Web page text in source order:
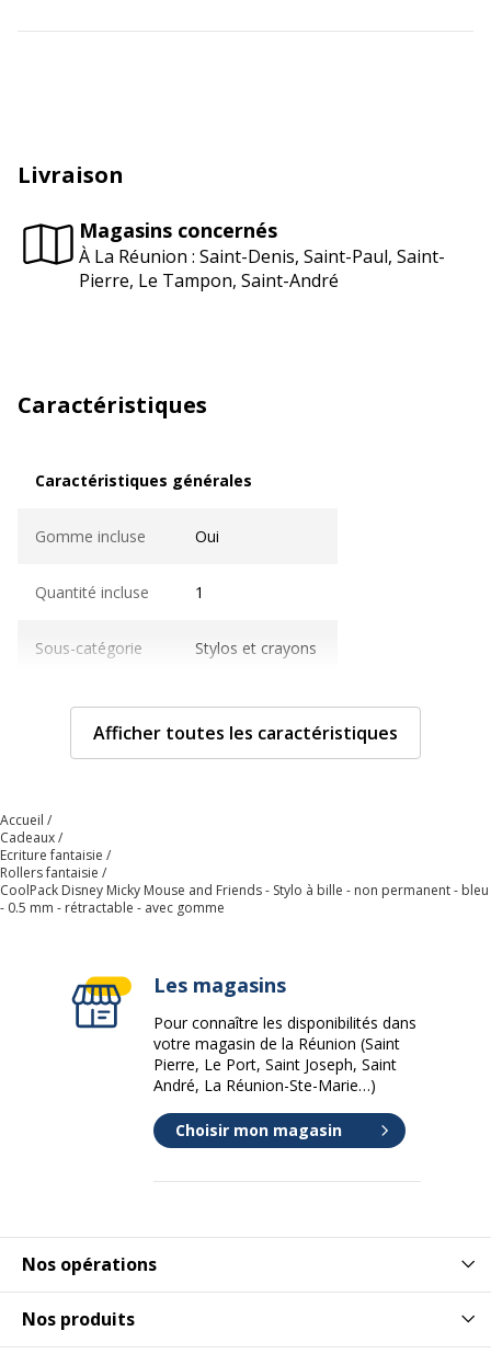
Livraison
Magasins concernés
À La Réunion : Saint-Denis, Saint-Paul, Saint-
Pierre, Le Tampon, Saint-André
Caractéristiques
Caractéristiques générales
Gomme incluse Oui
Quantité incluse 1
Sous-catégorie Stylos et crayons
Type d'emballage Boîte distributrice
Type de produit Stylo à bille
Caractéristiques techniques
Caractéristiques techniques
Couleur d'écriture Bleu
Rétractable
Données d'identification
Données d'identification
Code barre maitre 5903686315770
Afficher toutes les caractéristiques
Accueil
Cadeaux
Ecriture fantaisie
Rollers fantaisie
CoolPack Disney Micky Mouse and Friends - Stylo à bille - non permanent - bleu
- 0.5 mm - rétractable - avec gomme
Nos opérations
Nos produits
Les magasins
Pour connaître les disponibilités dans
votre magasin de la Réunion (Saint
Pierre, Le Port, Saint Joseph, Saint
André, La Réunion-Ste-Marie…)
Choisir mon magasin